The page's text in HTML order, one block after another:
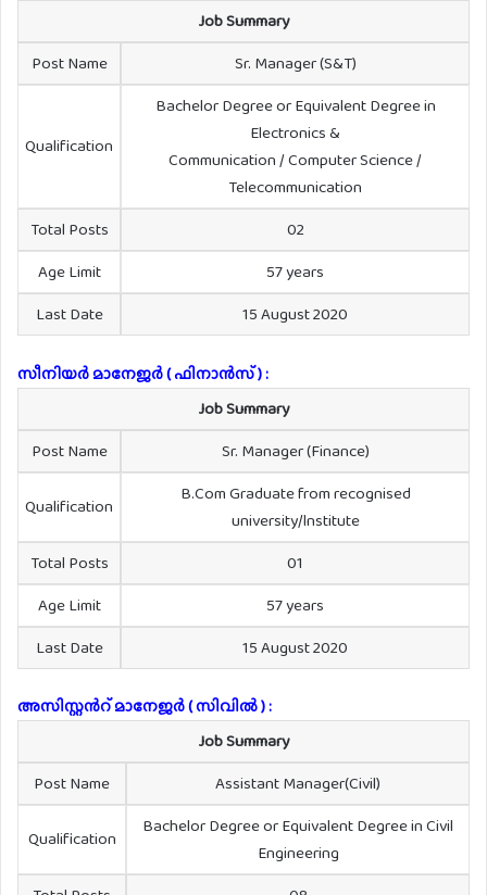
Job Summary
Post Name
Sr. Manager (S&T)
Qualification
Bachelor Degree or Equivalent Degree in
Electronics &
Communication / Computer Science /
Telecommunication
Total Posts
02
Age Limit
57 years
Last Date
15 August 2020
സീനിയർ മാനേജർ ( ഫിനാൻസ് ) :
Job Summary
Post Name
Sr. Manager (Finance)
Qualification
B.Com Graduate from recognised
university/lnstitute
Total Posts
01
Age Limit
57 years
Last Date
15 August 2020
അസിസ്റ്റൻറ് മാനേജർ ( സിവിൽ ) :
Job Summary
Post Name
Assistant Manager(Civil)
Qualification
Bachelor Degree or Equivalent Degree in Civil
Engineering